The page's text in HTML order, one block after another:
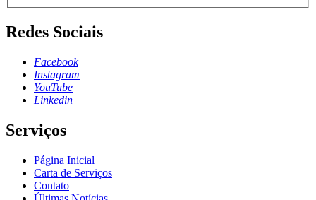
Redes Sociais
Facebook
Instagram
YouTube
Linkedin
Serviços
Página Inicial
Carta de Serviços
Contato